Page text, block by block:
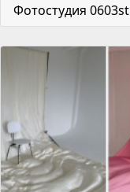
Фотостудия 0603st